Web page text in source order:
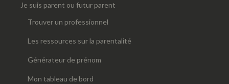
Je suis parent ou futur parent
Trouver un professionnel
Les ressources sur la parentalité
Générateur de prénom
Mon tableau de bord